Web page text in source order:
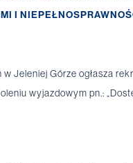
I
Jeleniej Górze ogłasza
wyjazdowym pn.: